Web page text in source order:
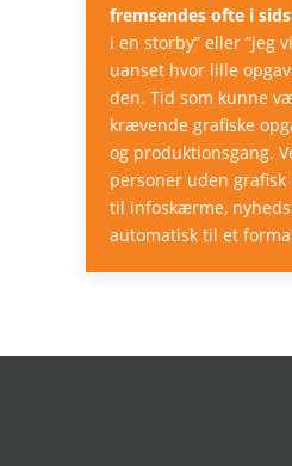
fremsendes ofte i
i en storby” eller ”jeg
uanset hvor lille
den. Tid som kunne
krævende grafiske
og produktionsgang.
personer uden
til infoskærme,
automatisk til et